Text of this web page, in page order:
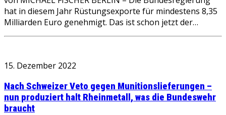
hat in diesem Jahr Rüstungsexporte für mindestens 8,35
Milliarden Euro genehmigt. Das ist schon jetzt der…
15. Dezember 2022
Nach Schweizer Veto gegen Munitionslieferungen –
nun produziert halt Rheinmetall, was die Bundeswehr
braucht